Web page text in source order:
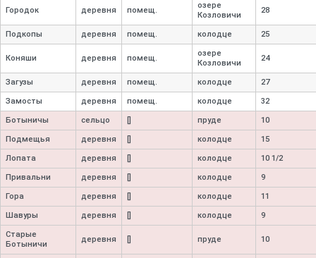
Городок деревня помещ.
озере
Козловичи
28
Подкопы деревня помещ. колодце 25
Коняши деревня помещ.
озере
Козловичи
24
Загузы деревня помещ. колодце 27
Замосты деревня помещ. колодце 32
Ботыничы сельцо пруде 10
Подмещья деревня колодце 15
Лопата деревня колодце 10 1/2
Привальни деревня колодце 9
Гора деревня колодце 11
Шавуры деревня колодце 9
Старые
Ботыничи
деревня пруде 10